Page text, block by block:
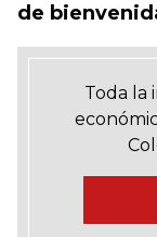
de
Toda la